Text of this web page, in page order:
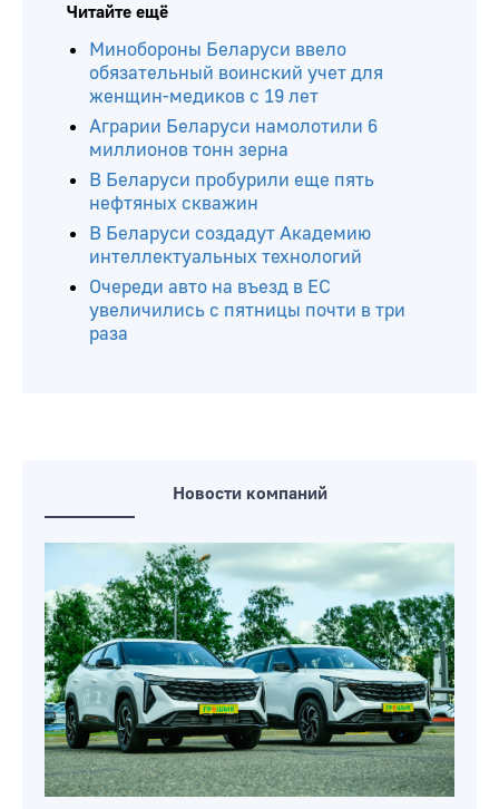
Читайте ещё
Минобороны Беларуси ввело
обязательный воинский учет для
женщин-медиков с 19 лет
Аграрии Беларуси намолотили 6
миллионов тонн зерна
В Беларуси пробурили еще пять
нефтяных скважин
В Беларуси создадут Академию
интеллектуальных технологий
Очереди авто на въезд в ЕС
увеличились с пятницы почти в три
раза
Новости компаний